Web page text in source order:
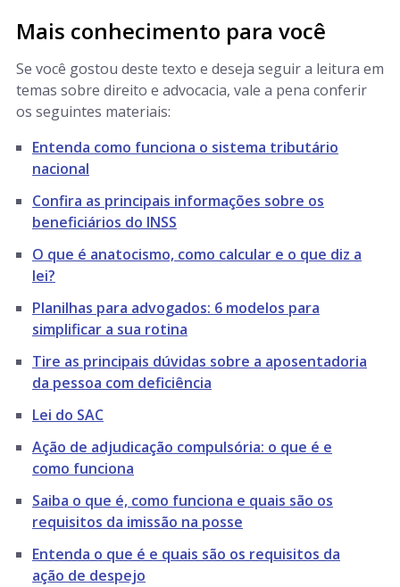
Mais conhecimento para você
Se você gostou deste texto e deseja seguir a leitura em
temas sobre direito e advocacia, vale a pena conferir
os seguintes materiais:
Entenda como funciona o sistema tributário
nacional
Confira as principais informações sobre os
beneficiários do INSS
O que é anatocismo, como calcular e o que diz a
lei?
Planilhas para advogados: 6 modelos para
simplificar a sua rotina
Tire as principais dúvidas sobre a aposentadoria
da pessoa com deficiência
Lei do SAC
Ação de adjudicação compulsória: o que é e
como funciona
Saiba o que é, como funciona e quais são os
requisitos da imissão na posse
Entenda o que é e quais são os requisitos da
ação de despejo